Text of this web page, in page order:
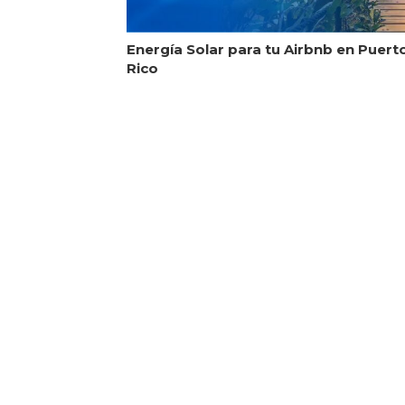
Energía Solar para tu Airbnb en
Rico